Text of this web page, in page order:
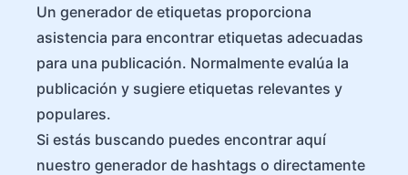
Un generador de etiquetas proporciona
asistencia para encontrar etiquetas adecuadas
para una publicación. Normalmente evalúa la
publicación y sugiere etiquetas relevantes y
populares.
Si estás buscando puedes encontrar aquí
nuestro generador de hashtags o directamente